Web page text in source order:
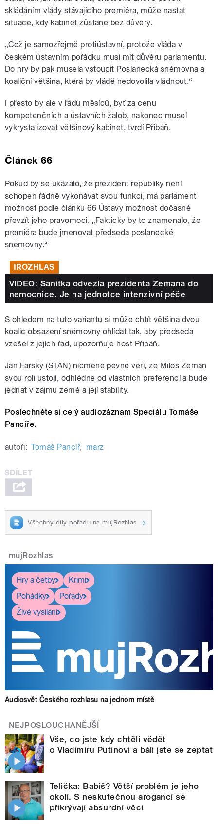
skládáním vlády stávajícího premiéra, může nastat
situace, kdy kabinet zůstane bez důvěry.
„Což je samozřejmě protiústavní, protože vláda v
českém ústavním pořádku musí mít důvěru parlamentu.
Do hry by pak musela vstoupit Poslanecká sněmovna a
koaliční většina, která by vládě nedovolila vládnout.“
I přesto by ale v řádu měsíců, byť za cenu
kompetenčních a ústavních žalob, nakonec musel
vykrystalizovat většinový kabinet, tvrdí Přibáň.
Článek 66
Pokud by se ukázalo, že prezident republiky není
schopen řádně vykonávat svou funkci, má parlament
možnost podle článku 66 Ústavy možnost dočasně
převzít jeho pravomoci. „Fakticky by to znamenalo, že
premiéra bude jmenovat předseda poslanecké
sněmovny.“
IROZHLAS
VIDEO: Sanitka odvezla prezidenta Zemana do
nemocnice. Je na jednotce intenzivní péče
S ohledem na tuto variantu si může chtít většina dvou
koalic obsazení sněmovny ohlídat tak, aby předseda
vzešel z jejích řad, upozorňuje host Přibáň.
Jan Farský (STAN) nicméně pevně věří, že Miloš Zeman
svou roli ustojí, odhlédne od vlastních preferencí a bude
jednat v zájmu země a její stability.
Poslechněte si celý audiozáznam Speciálu Tomáše
Pancíře.
autoři: Tomáš Pancíř, marz
Všechny díly pořadu na mujRozhlas
mujRozhlas
Hry a četby
Krimi
Pohádky
Pořady
Živé vysílání
Audiosvět Českého rozhlasu na jednom místě
NEJPOSLOUCHANĚJŠÍ
Vše, co jste kdy chtěli vědět
o Vladimiru Putinovi a báli jste se zeptat
Telička: Babiš? Větší problém je jeho
okolí. S neskutečnou arogancí se
přikrývají absurdní věci